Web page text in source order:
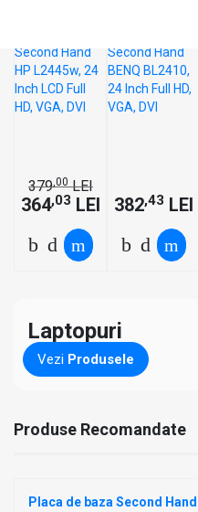
24 Inch
LCD Full
HD, VGA,
DVI
379,00LEI
364,03 LEI
BL2410,
24 Inch
Full HD,
VGA, DVI
382,43 LEI
Laptopuri
Vezi Produsele
Produse Recomandate
Placa de baza Second